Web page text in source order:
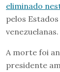
eliminado
pelos
venezuelanas.
A morte foi
presidente